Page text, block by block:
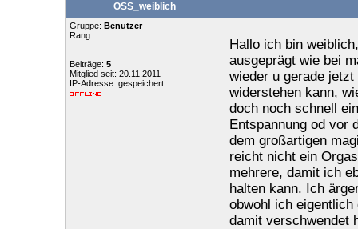
OSS_weiblich
Gruppe: Benutzer
Rang:
Beiträge: 5
Mitglied seit: 20.11.2011
IP-Adresse: gespeichert
Hallo ich bin
ausgeprägt wie bei
wieder u gerade
widerstehen kann,
doch noch schnell
Entspannung od vor
dem großartigen
reicht nicht ein
mehrere, damit ich
halten kann. Ich
obwohl ich
damit verschwendet